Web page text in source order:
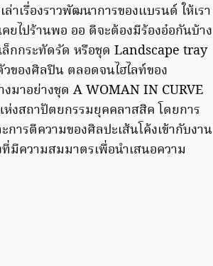
เรื่องราวพัฒนาการของแบรนด์ ให้เรา
ยไปร้านพอ ออ ดีจะต้องมีร้องอ๋อกันบ้าง
กกระทัดรัด หรือชุด Landscape tray
ของศิลปิน ตลอดจนไฮไลท์ของ
มาอย่างชุด A WOMAN IN CURVE
ห่งสถาปัตยกรรมยุคคลาสสิค โดยการ
ารตีความของศิลปะเส้นโค้งเข้ากับงาน
มีความสมมาตรเพื่อนําเสนอความ